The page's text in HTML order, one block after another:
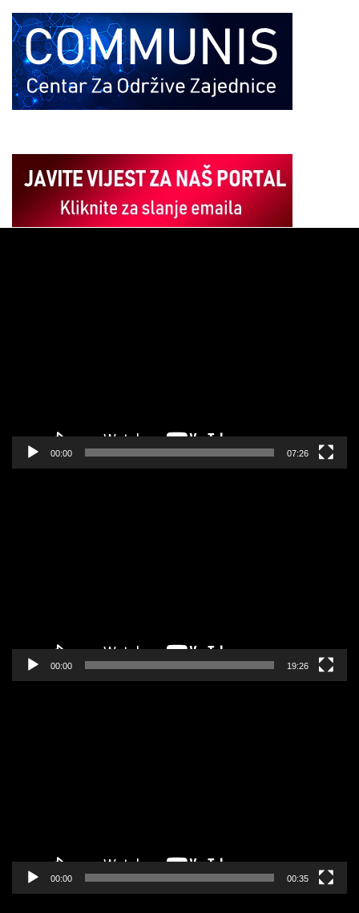
00:00 07:26
00:00 19:26
00:00 00:35